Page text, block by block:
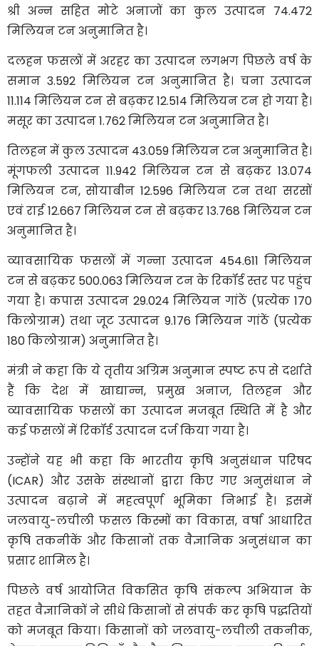
श्री अन्न सहित मोटे अनाजों का कुल उत्पादन 74.472
मिलियन टन अनुमानित है।
दलहन फसलों में अरहर का उत्पादन लगभग पिछले वर्ष के
समान 3.592 मिलियन टन अनुमानित है। चना उत्पादन
11.114 मिलियन टन से बढ़कर 12.514 मिलियन टन हो गया है।
मसूर का उत्पादन 1.762 मिलियन टन अनुमानित है।
तिलहन में कुल उत्पादन 43.059 मिलियन टन अनुमानित है।
मूंगफली उत्पादन 11.942 मिलियन टन से बढ़कर 13.074
मिलियन टन, सोयाबीन 12.596 मिलियन टन तथा सरसों
एवं राई 12.667 मिलियन टन से बढ़कर 13.768 मिलियन टन
अनुमानित है।
व्यावसायिक फसलों में गन्ना उत्पादन 454.611 मिलियन
टन से बढ़कर 500.063 मिलियन टन के रिकॉर्ड स्तर पर पहुंच
गया है। कपास उत्पादन 29.024 मिलियन गांठें (प्रत्येक 170
किलोग्राम) तथा जूट उत्पादन 9.176 मिलियन गांठें (प्रत्येक
180 किलोग्राम) अनुमानित है।
मंत्री ने कहा कि ये तृतीय अग्रिम अनुमान स्पष्ट रूप से दर्शाते
हैं कि देश में खाद्यान्न, प्रमुख अनाज, तिलहन और
व्यावसायिक फसलों का उत्पादन मजबूत स्थिति में है और
कई फसलों में रिकॉर्ड उत्पादन दर्ज किया गया है।
उन्होंने यह भी कहा कि भारतीय कृषि अनुसंधान परिषद
(ICAR) और उसके संस्थानों द्वारा किए गए अनुसंधान ने
उत्पादन बढ़ाने में महत्वपूर्ण भूमिका निभाई है। इसमें
जलवायु-लचीली फसल किस्मों का विकास, वर्षा आधारित
कृषि तकनीकें और किसानों तक वैज्ञानिक अनुसंधान का
प्रसार शामिल है।
पिछले वर्ष आयोजित विकसित कृषि संकल्प अभियान के
तहत वैज्ञानिकों ने सीधे किसानों से संपर्क कर कृषि पद्धतियों
को मजबूत किया। किसानों को जलवायु-लचीली तकनीक,